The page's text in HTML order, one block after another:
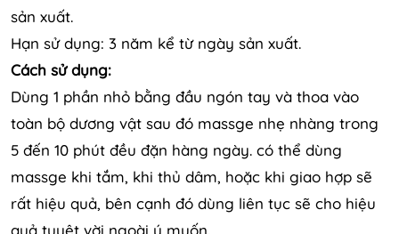
sản xuất.
Hạn sử dụng: 3 năm kể từ ngày sản xuất.
Cách sử dụng:
Dùng 1 phần nhỏ bằng đầu ngón tay và thoa vào
toàn bộ dương vật sau đó massge nhẹ nhàng trong
5 đến 10 phút đều đặn hàng ngày. có thể dùng
massge khi tắm, khi thủ dâm, hoặc khi giao hợp sẽ
rất hiệu quả, bên cạnh đó dùng liên tục sẽ cho hiệu
quả tuyệt vời ngoài ý muốn.